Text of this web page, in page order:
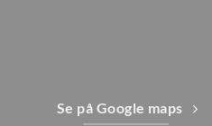
Se på Google maps